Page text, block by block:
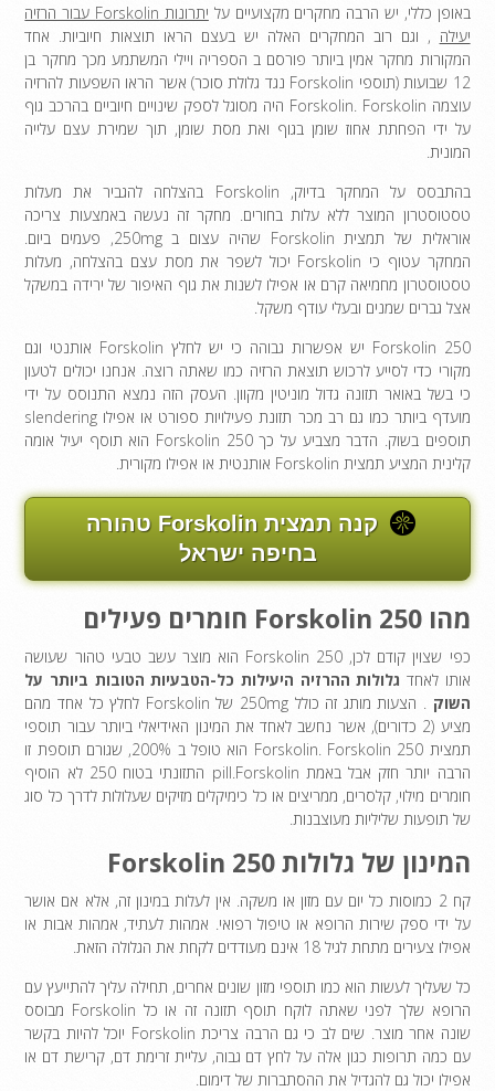
באופן כללי, יש הרבה מחקרים מקצועיים על
יתרונות Forskolin עבור הרזיה
יעילה , וגם רוב המחקרים האלה יש בעצם הראו תוצאות חיוביות. אחד
המקורות מחקר אמין ביותר פורסם ב הספריה ויילי המשתמע מכך מחקר בן
12 שבועות (תוספי Forskolin נגד גלולת סוכר) אשר הראו השפעות להרזיה
עוצמה Forskolin. Forskolin היה מסוגל לספק שינויים חיוביים בהרכב גוף
על ידי הפחתת אחוז שומן בגוף ואת מסת שומן, תוך שמירת עצם עלייה
המונית.
בהתבסס על המחקר בדיוק, Forskolin בהצלחה להגביר את מעלות
טסטוסטרון המוצר ללא עלות בחורים. מחקר זה נעשה באמצעות צריכה
אוראלית של תמצית Forskolin שהיה עצום ב 250mg, פעמים ביום.
המחקר עטוף כי Forskolin יכול לשפר את מסת עצם בהצלחה, מעלות
טסטוסטרון מחמיאה קרם או אפילו לשנות את גוף האיפור של ירידה במשקל
אצל גברים שמנים ובעלי עודף משקל.
Forskolin 250 יש אפשרות גבוהה כי יש לחלץ Forskolin אותנטי וגם
מקורי כדי לסייע לרכוש תוצאת הרזיה כמו שאתה רוצה. אנחנו יכולים לטעון
כי בשל באואר תזונה גדול מוניטין מקוון. העסק הזה נמצא התנוסס על ידי
מועדף ביותר כמו גם רב מכר תזונת פעילויות ספורט או אפילו slendering
תוספים בשוק. הדבר מצביע על כך Forskolin 250 הוא תוסף יעיל אומה
קלינית המציע תמצית Forskolin אותנטית או אפילו מקורית.
קנה תמצית Forskolin טהורה
בחיפה ישראל
מהו Forskolin 250 חומרים פעילים
כפי שצוין קודם לכן, Forskolin 250 הוא מוצר עשב טבעי טהור שעושה
אותו לאחד גלולות ההרזיה היעילות כל-הטבעיות הטובות ביותר על
השוק
. הצעות מותג זה כולל 250mg של Forskolin לחלץ כל אחד מהם
מציע (2 כדורים), אשר נחשב לאחד את המינון האידיאלי ביותר עבור תוספי
תמצית Forskolin. Forskolin 250 הוא טופל ב 200%, שגורם תוספת זו
הרבה יותר חזק אבל באמת pill.Forskolin התזונתי בטוח 250 לא הוסיף
חומרים מילוי, קלסרים, ממריצים או כל כימיקלים מזיקים שעלולות לדרך כל סוג
של תופעות שליליות מעוצבנות.
המינון של גלולות Forskolin 250
קח 2 כמוסות כל יום עם מזון או משקה. אין לעלות במינון זה, אלא אם אושר
על ידי ספק שירות הרופא או טיפול רפואי. אמהות לעתיד, אמהות אבות או
אפילו צעירים מתחת לגיל 18 אינם מעודדים לקחת את הגלולה הזאת.
כל שעליך לעשות הוא כמו תוספי מזון שונים אחרים, תחילה עליך להתייעץ עם
הרופא שלך לפני שאתה לוקח תוסף תזונה זה או כל Forskolin מבוסס
שונה אחר מוצר. שים לב כי גם הרבה צריכת Forskolin יוכל להיות בקשר
עם כמה תרופות כגון אלה על לחץ דם גבוה, עליית זרימת דם, קרישת דם או
אפילו יכול גם להגדיל את ההסתברות של דימום.